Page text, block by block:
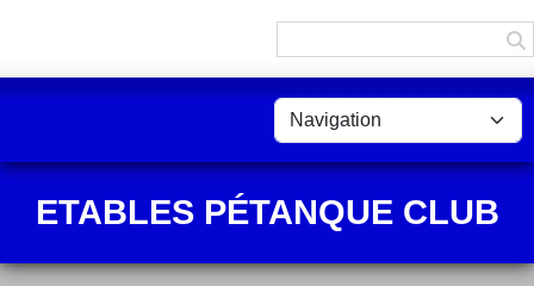
ETABLES PÉTANQUE CLUB